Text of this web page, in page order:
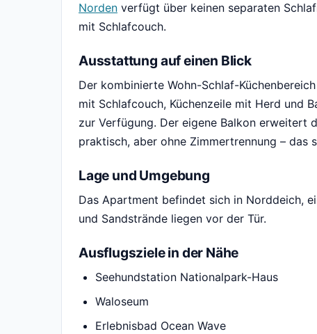
Norden verfügt über keinen separaten
mit Schlafcouch.
Ausstattung auf einen Blick
Der kombinierte Wohn-Schlaf-
mit Schlafcouch, Küchenzeile mit Herd und
zur Verfügung. Der eigene Balkon erweitert
praktisch, aber ohne Zimmertrennung – das
Lage und Umgebung
Das Apartment befindet sich in Norddeich,
und Sandstrände liegen vor der Tür.
Ausflugsziele in der Nähe
Seehundstation Nationalpark-Haus
Waloseum
Erlebnisbad Ocean Wave